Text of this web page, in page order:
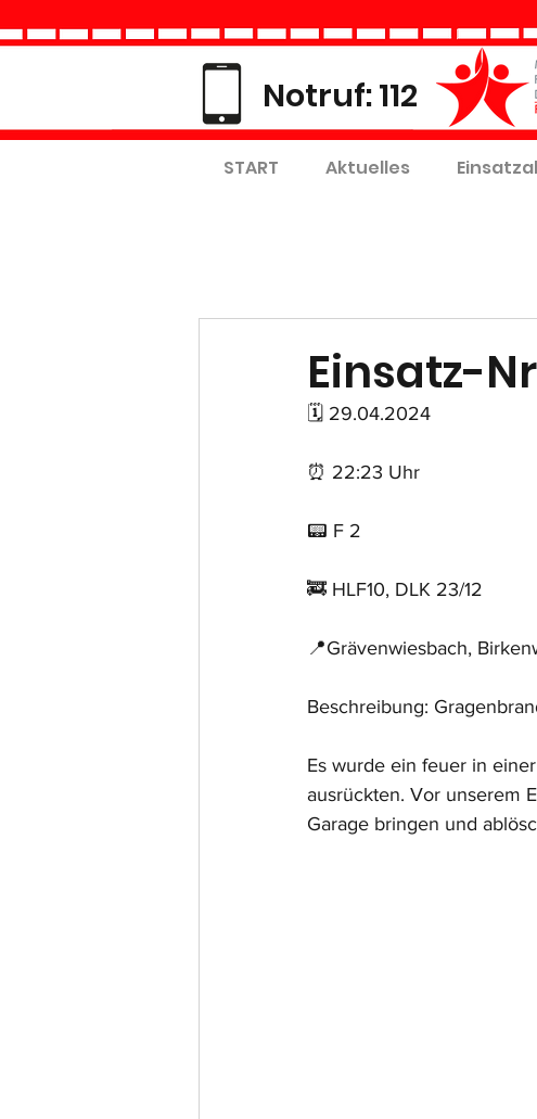
Notruf: 112
START Aktuelles
Einsatz-
🗓 29.04.2024
⏰ 22:23 Uhr
📟 F 2
🚒 HLF10, DLK 23/12
📍Grävenwiesbach,
Beschreibung:
Es wurde ein feuer in
ausrückten. Vor unserem
Garage bringen und